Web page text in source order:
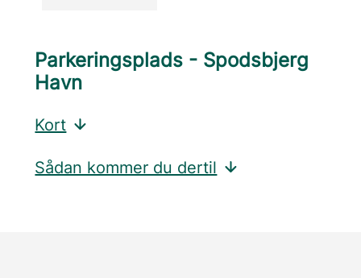
Parkeringsplads - Spodsbjerg
Havn
Kort
Sådan kommer du dertil